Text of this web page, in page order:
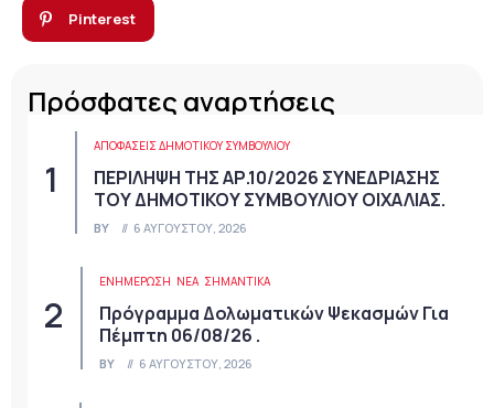
Pinterest
Πρόσφατες αναρτήσεις
ΑΠΟΦΆΣΕΙΣ ΔΗΜΟΤΙΚΟΎ ΣΥΜΒΟΥΛΊΟΥ
ΠΕΡΙΛΗΨΗ ΤΗΣ ΑΡ.10/2026 ΣΥΝΕΔΡΙΑΣΗΣ
ΤΟΥ ΔΗΜΟΤΙΚΟΥ ΣΥΜΒΟΥΛΙΟΥ ΟΙΧΑΛΙΑΣ.
BY 6 ΑΥΓΟΎΣΤΟΥ, 2026
ΕΝΗΜΕΡΩΣΗ ΝΈΑ ΣΗΜΑΝΤΙΚΆ
Πρόγραμμα Δολωματικών Ψεκασμών Για
Πέμπτη 06/08/26 .
BY 6 ΑΥΓΟΎΣΤΟΥ, 2026